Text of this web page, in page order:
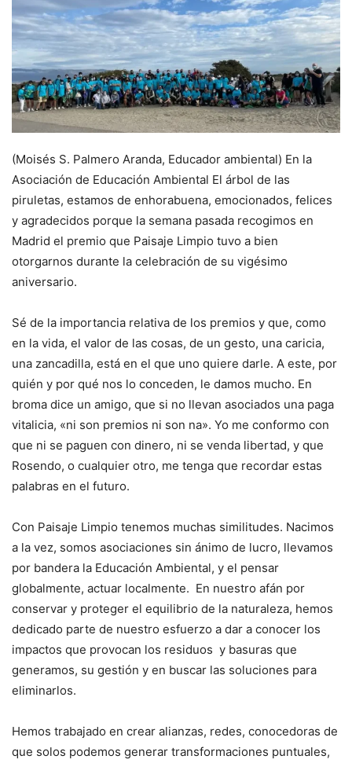
(Moisés S. Palmero Aranda, Educador ambiental) En la
Asociación de Educación Ambiental El árbol de las
piruletas, estamos de enhorabuena, emocionados, felices
y agradecidos porque la semana pasada recogimos en
Madrid el premio que Paisaje Limpio tuvo a bien
otorgarnos durante la celebración de su vigésimo
aniversario.
Sé de la importancia relativa de los premios y que, como
en la vida, el valor de las cosas, de un gesto, una caricia,
una zancadilla, está en el que uno quiere darle. A este, por
quién y por qué nos lo conceden, le damos mucho. En
broma dice un amigo, que si no llevan asociados una paga
vitalicia, «ni son premios ni son na». Yo me conformo con
que ni se paguen con dinero, ni se venda libertad, y que
Rosendo, o cualquier otro, me tenga que recordar estas
palabras en el futuro.
Con Paisaje Limpio tenemos muchas similitudes. Nacimos
a la vez, somos asociaciones sin ánimo de lucro, llevamos
por bandera la Educación Ambiental, y el pensar
globalmente, actuar localmente. En nuestro afán por
conservar y proteger el equilibrio de la naturaleza, hemos
dedicado parte de nuestro esfuerzo a dar a conocer los
impactos que provocan los residuos y basuras que
generamos, su gestión y en buscar las soluciones para
eliminarlos.
Hemos trabajado en crear alianzas, redes, conocedoras de
que solos podemos generar transformaciones puntuales,